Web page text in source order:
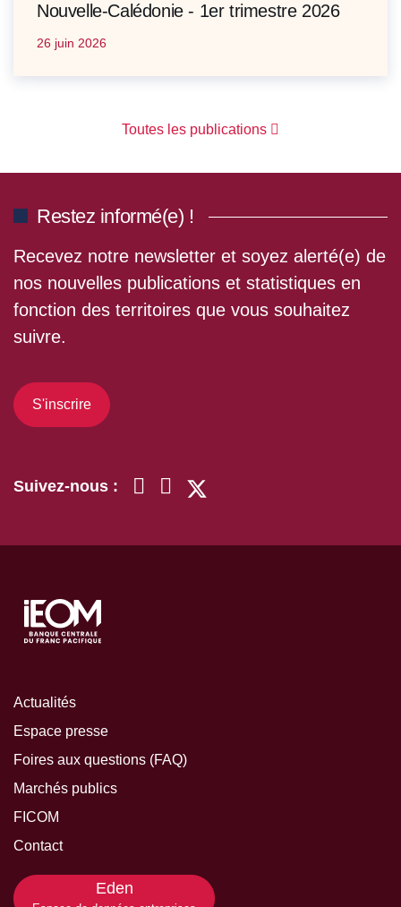
Nouvelle-Calédonie - 1er trimestre 2026
26 juin 2026
Toutes les publications
Restez informé(e) !
Recevez notre newsletter et soyez alerté(e) de
nos nouvelles publications et statistiques en
fonction des territoires que vous souhaitez
suivre.
S'inscrire
Suivez-nous :
Actualités
Espace presse
Foires aux questions (FAQ)
Marchés publics
FICOM
Contact
Eden